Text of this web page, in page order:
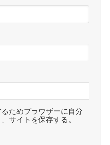
ためブラウザーに自分
サイトを保存する。